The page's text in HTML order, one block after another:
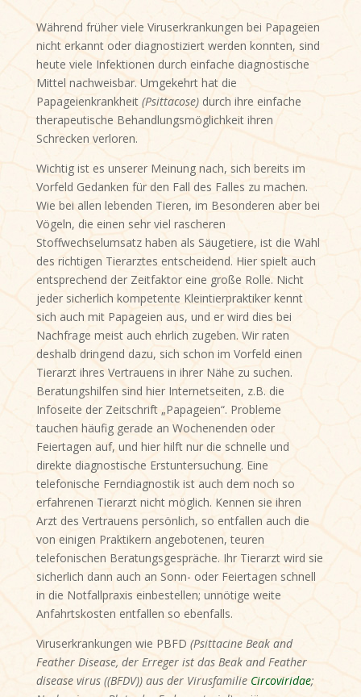
Während früher viele Viruserkrankungen bei Papageien
nicht erkannt oder diagnostiziert werden konnten, sind
heute viele Infektionen durch einfache diagnostische
Mittel nachweisbar. Umgekehrt hat die
Papageienkrankheit (Psittacose)durch ihre einfache
therapeutische Behandlungsmöglichkeit ihren
Schrecken verloren.
Wichtig ist es unserer Meinung nach, sich bereits im
Vorfeld Gedanken für den Fall des Falles zu machen.
Wie bei allen lebenden Tieren, im Besonderen aber bei
Vögeln, die einen sehr viel rascheren
Stoffwechselumsatz haben als Säugetiere, ist die Wahl
des richtigen Tierarztes entscheidend. Hier spielt auch
entsprechend der Zeitfaktor eine große Rolle. Nicht
jeder sicherlich kompetente Kleintierpraktiker kennt
sich auch mit Papageien aus, und er wird dies bei
Nachfrage meist auch ehrlich zugeben. Wir raten
deshalb dringend dazu, sich schon im Vorfeld einen
Tierarzt ihres Vertrauens in ihrer Nähe zu suchen.
Beratungshilfen sind hier Internetseiten, z.B. die
Infoseite der Zeitschrift „Papageien“. Probleme
tauchen häufig gerade an Wochenenden oder
Feiertagen auf, und hier hilft nur die schnelle und
direkte diagnostische Erstuntersuchung. Eine
telefonische Ferndiagnostik ist auch dem noch so
erfahrenen Tierarzt nicht möglich. Kennen sie ihren
Arzt des Vertrauens persönlich, so entfallen auch die
von einigen Praktikern angebotenen, teuren
telefonischen Beratungsgespräche. Ihr Tierarzt wird sie
sicherlich dann auch an Sonn- oder Feiertagen schnell
in die Notfallpraxis einbestellen; unnötige weite
Anfahrtskosten entfallen so ebenfalls.
Viruserkrankungen wie PBFD (Psittacine Beak and
Feather Disease, der Erreger ist das Beak and Feather
disease virus((BFDV)) aus der Virusfamilie Circoviridae;